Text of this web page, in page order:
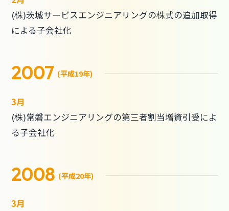
(株)茨城サービスエンジニアリングの株式の追加取得
による子会社化
2007 (平成19年)
3月
(株)常磐エンジニアリングの第三者割当増資引受によ
る子会社化
2008 (平成20年)
3月